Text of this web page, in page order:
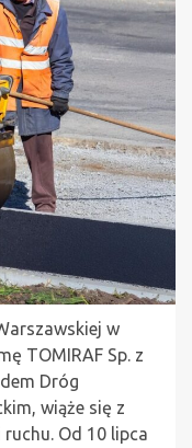
w
TOMIRAF Sp. z
Dróg
wiąże się z
Od 10 lipca